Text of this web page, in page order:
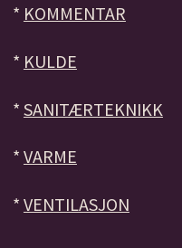
* KOMMENTAR
* KULDE
* SANITÆRTEKNIKK
* VARME
* VENTILASJON